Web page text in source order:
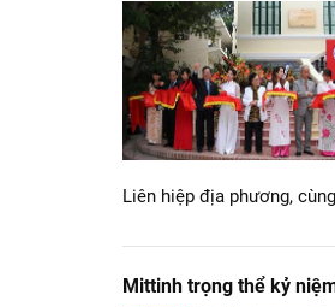
Liên hiệp địa phương,
Mittinh trọng thể kỷ